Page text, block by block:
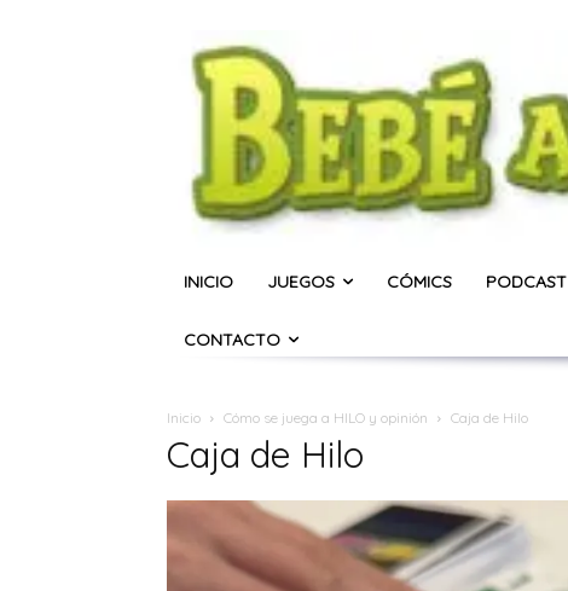
INICIO JUEGOS CÓMICS PODCAST
CONTACTO
Inicio Cómo se juega a HILO y opinión Caja de Hilo
Caja de Hilo